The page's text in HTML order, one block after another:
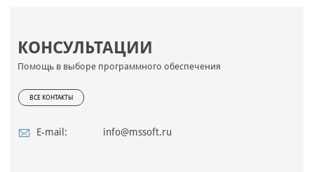
КОНСУЛЬТАЦИИ
Помощь в выборе программного обеспечения
ВСЕ КОНТАКТЫ
E-mail: info@mssoft.ru